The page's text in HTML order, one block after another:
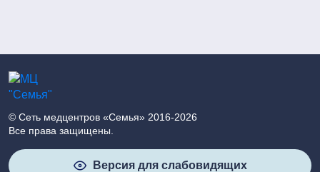
© Сеть медцентров «Семья» 2016-2026
Все права защищены.
Версия для слабовидящих